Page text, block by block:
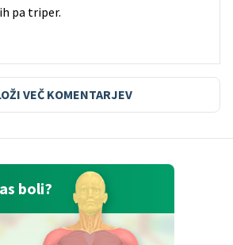
pa triper.
VEČ KOMENTARJEV
boli?